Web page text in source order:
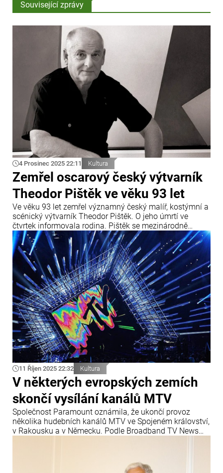
Související zprávy
4 Prosinec 2025 22:11 Kultura
Zemřel oscarový český výtvarník
Theodor Pištěk ve věku 93 let
Ve věku 93 let zemřel významný český malíř, kostýmní a
scénický výtvarník Theodor Pištěk. O jeho úmrtí ve
čtvrtek informovala rodina. Pištěk se mezinárodně
proslavil především jako autor kostýmů k filmu Miloše
Formana Amadeus, za které v roce 1985 získal Oscara.
11 Říjen 2025 22:32 Kultura
V některých evropských zemích
skončí vysílání kanálů MTV
Společnost Paramount oznámila, že ukončí provoz
několika hudebních kanálů MTV ve Spojeném království,
v Rakousku a v Německu. Podle Broadband TV News